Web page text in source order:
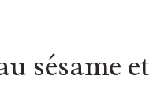
sésame